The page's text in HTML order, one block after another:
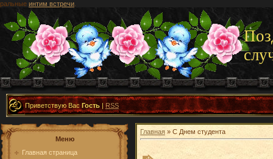
ральные интим встречи
Приветствую ВасГость|RSS
Меню
Главная страница
Главная » С Днем студента